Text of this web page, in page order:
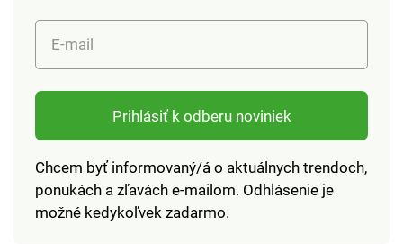
E-mail
Prihlásiť k odberu noviniek
Chcem byť informovaný/á o aktuálnych trendoch,
ponukách a zľavách e-mailom. Odhlásenie je
možné kedykoľvek zadarmo.